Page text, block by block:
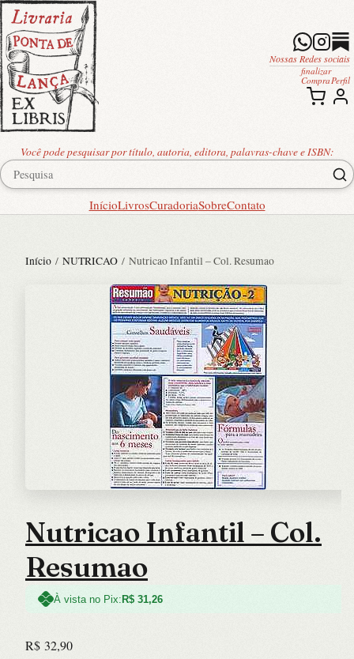
Você pode pesquisar por título, autoria, editora, palavras-chave e ISBN:
InícioLivrosCuradoriaSobreContato
Nossas Redes sociais
finalizar
Compra Perfil
Início / NUTRICAO / Nutricao Infantil – Col. Resumao
Nutricao Infantil – Col.
Resumao
À vista no Pix:R$ 31,26
R$ 32,90